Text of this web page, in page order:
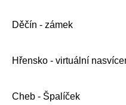
Děčín - zámek
Hřensko - virtuální
Cheb - Špalíček